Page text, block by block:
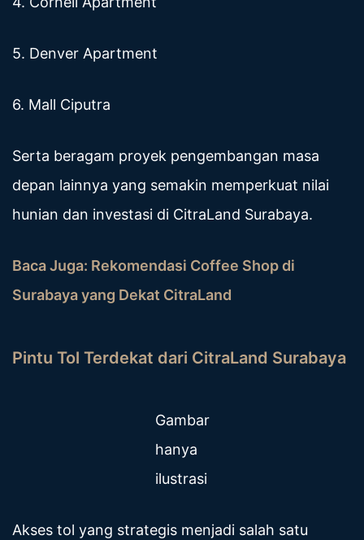
5. Denver Apartment
6. Mall Ciputra
Serta beragam proyek pengembangan masa
depan lainnya yang semakin memperkuat nilai
hunian dan investasi di CitraLand Surabaya.
Baca Juga: Rekomendasi Coffee Shop di
Surabaya yang Dekat CitraLand
Pintu Tol Terdekat dari CitraLand Surabaya
Gambar
hanya
ilustrasi
Akses tol yang strategis menjadi salah satu